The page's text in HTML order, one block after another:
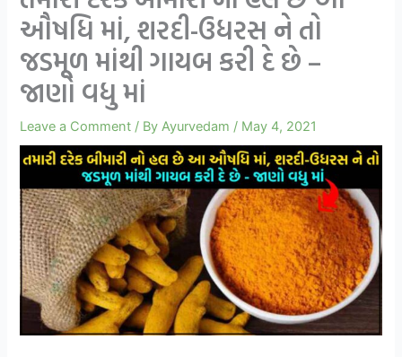
ઔષધિ માં, શરદી-ઉધરસ ને તો
જડમૂળ માંથી ગાયબ કરી દે છે –
જાણો વધુ માં
Leave a Comment / ByAyurvedam / May 4, 2021